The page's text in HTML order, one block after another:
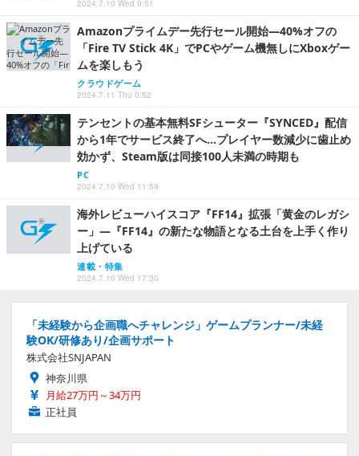
2024.7.10 Wed 9:51
Amazonプライムデー先行セール開始―40%オフの
「Fire TV Stick 4K」でPCやゲーム機無しにXboxゲー
ムを楽しもう
クラウドゲーム
2024.7.11 Thu 0:52
テンセントの基本無料SFシューター『SYNCED』配信
から1年でサービス終了へ…プレイヤー数減少に歯止め
効かず、Steam版は同接100人未満の時期も
PC
2024.7.10 Wed 11:59
海外レビューハイスコア『FF14』拡張「黄金のレガシ
ー」―『FF14』の新たな物語となる土台を上手く作り
上げている
連載・特集
2024.7.10 Wed 17:30
「未経験から企画職へチャレンジ」ゲームプランナー/未経
験OK/研修あり/企画サポート
株式会社SNJAPAN
神奈川県
月給27万円～34万円
正社員